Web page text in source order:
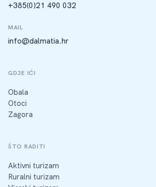
+385(0)21 490 032
MAIL
info@dalmatia.hr
GDJE IĆI
Obala
Otoci
Zagora
ŠTO RADITI
Aktivni turizam
Ruralni turizam